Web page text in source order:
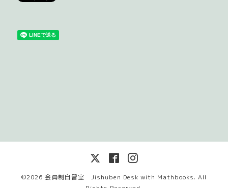
©2026 会員制自習室 Jishuben Desk with Mathbooks. All